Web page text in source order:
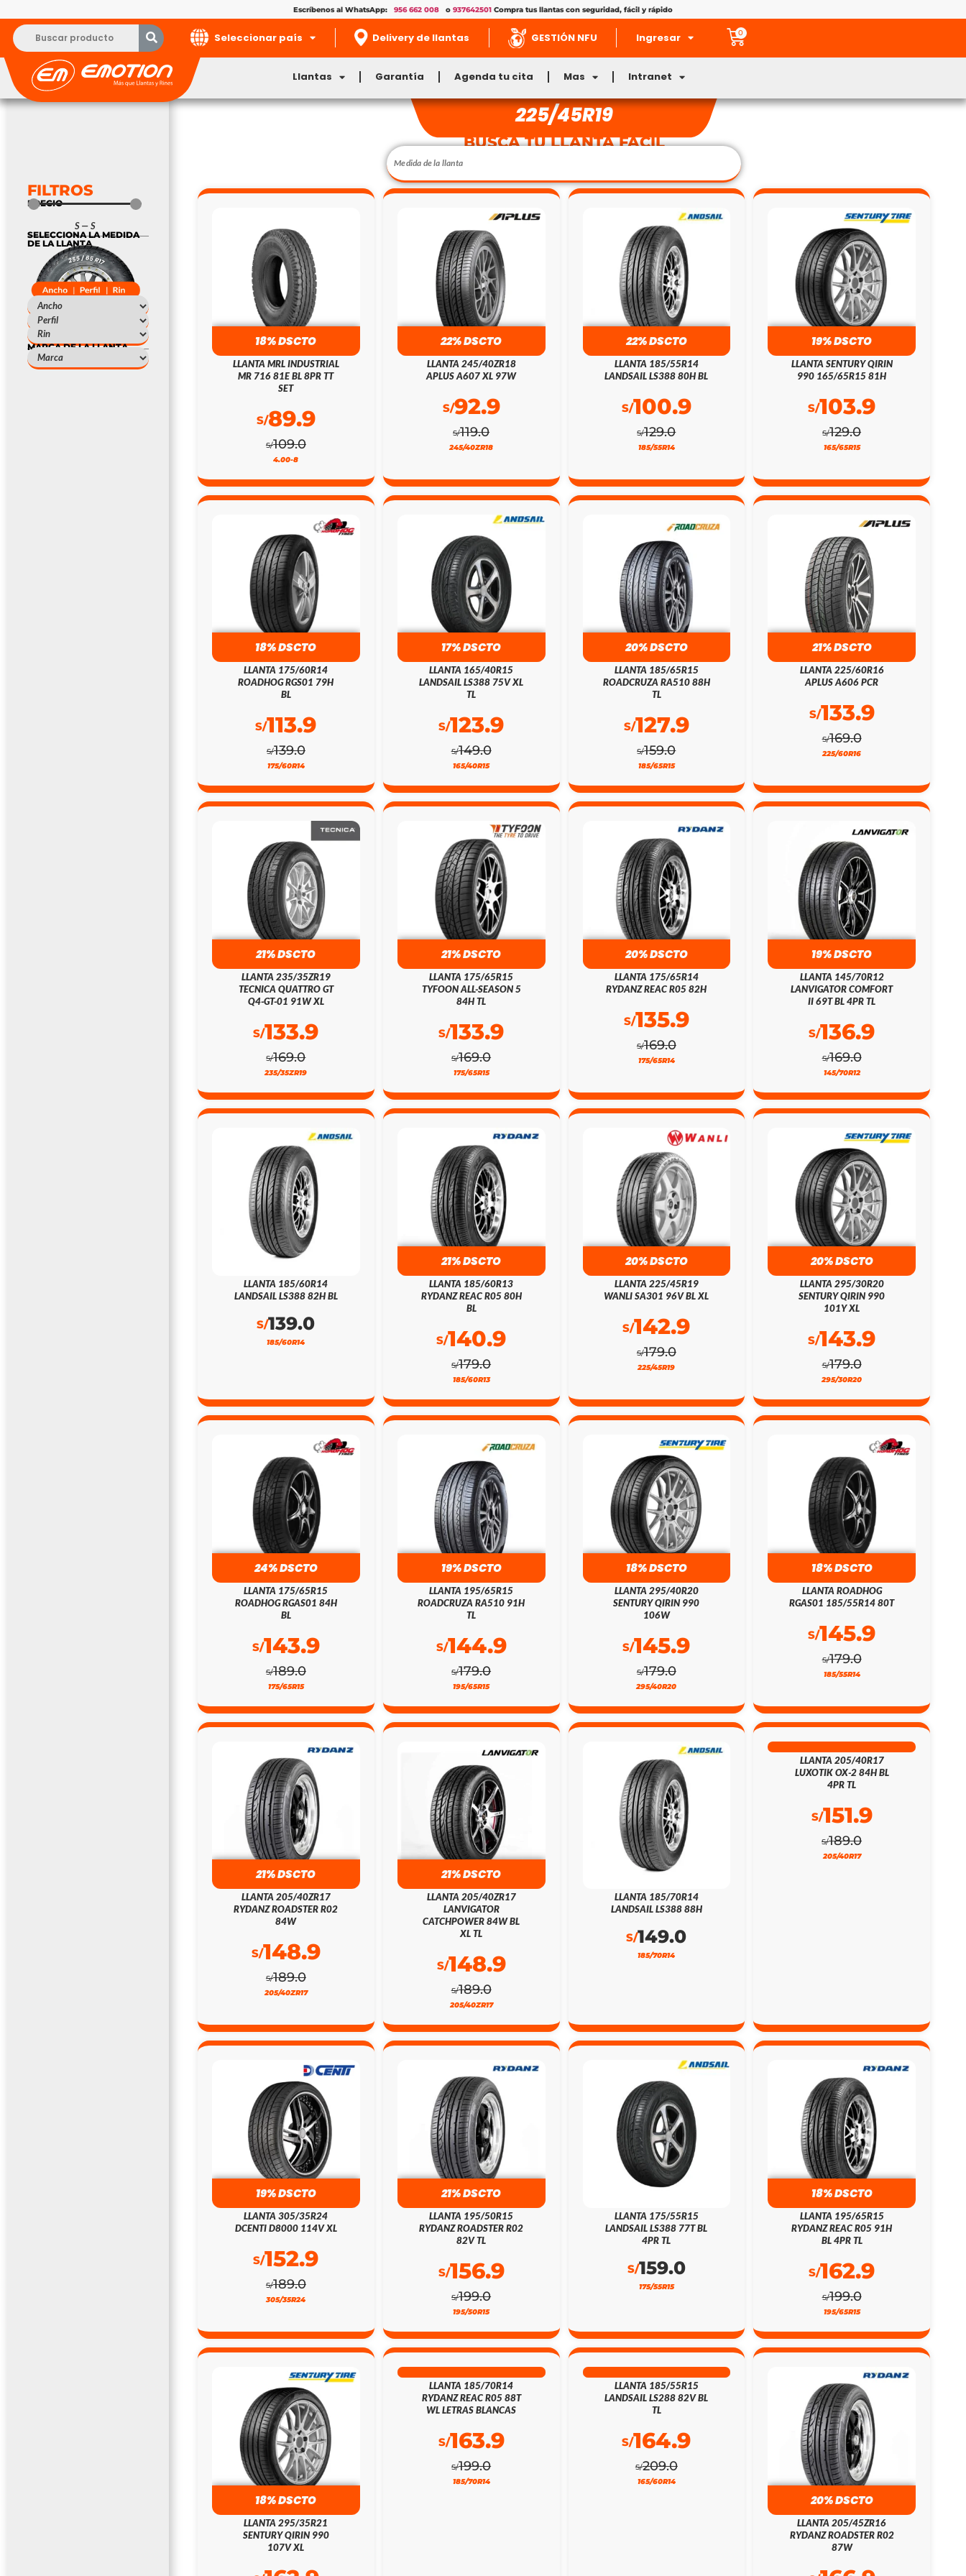
Escríbenos al WhatsApp: 956 662 008 o 937642501 Compra tus llantas con seguridad, fácil y rápido
Seleccionar país Delivery de llantas GESTIÓN NFU Ingresar 0
Llantas Garantía Agenda tu cita Mas Intranet
FILTROS
PRECIO
S —S
SELECCIONA LA MEDIDA
DE LA LLANTA
MARCA DE LA LLANTA
225/45R19
BUSCA TU LLANTA FÁCIL
18% DSCTO
LLANTA MRL INDUSTRIAL
MR 716 81E BL 8PR TT
SET
S/109.0
S/89.9
4.00-8
22% DSCTO
LLANTA 245/40ZR18
APLUS A607 XL 97W
S/119.0
S/92.9
245/40ZR18
22% DSCTO
LLANTA 185/55R14
LANDSAIL LS388 80H BL
S/129.0
S/100.9
185/55R14
19% DSCTO
LLANTA SENTURY QIRIN
990 165/65R15 81H
S/129.0
S/103.9
165/65R15
18% DSCTO
LLANTA 175/60R14
ROADHOG RGS01 79H
BL
S/139.0
S/113.9
175/60R14
17% DSCTO
LLANTA 165/40R15
LANDSAIL LS388 75V XL
TL
S/149.0
S/123.9
165/40R15
20% DSCTO
LLANTA 185/65R15
ROADCRUZA RA510 88H
TL
S/159.0
S/127.9
185/65R15
21% DSCTO
LLANTA 225/60R16
APLUS A606 PCR
S/169.0
S/133.9
225/60R16
21% DSCTO
LLANTA 235/35ZR19
TECNICA QUATTRO GT
Q4-GT-01 91W XL
S/169.0
S/133.9
235/35ZR19
21% DSCTO
LLANTA 175/65R15
TYFOON ALL-SEASON 5
84H TL
S/169.0
S/133.9
175/65R15
20% DSCTO
LLANTA 175/65R14
RYDANZ REAC R05 82H
S/169.0
S/135.9
175/65R14
19% DSCTO
LLANTA 145/70R12
LANVIGATOR COMFORT
II 69T BL 4PR TL
S/169.0
S/136.9
145/70R12
LLANTA 185/60R14
LANDSAIL LS388 82H BL
S/139.0
185/60R14
21% DSCTO
LLANTA 185/60R13
RYDANZ REAC R05 80H
BL
S/179.0
S/140.9
185/60R13
20% DSCTO
LLANTA 225/45R19
WANLI SA301 96V BL XL
S/179.0
S/142.9
225/45R19
20% DSCTO
LLANTA 295/30R20
SENTURY QIRIN 990
101Y XL
S/179.0
S/143.9
295/30R20
24% DSCTO
LLANTA 175/65R15
ROADHOG RGAS01 84H
BL
S/189.0
S/143.9
175/65R15
19% DSCTO
LLANTA 195/65R15
ROADCRUZA RA510 91H
TL
S/179.0
S/144.9
195/65R15
18% DSCTO
LLANTA 295/40R20
SENTURY QIRIN 990
106W
S/179.0
S/145.9
295/40R20
18% DSCTO
LLANTA ROADHOG
RGAS01 185/55R14 80T
S/179.0
S/145.9
185/55R14
21% DSCTO
LLANTA 205/40ZR17
RYDANZ ROADSTER R02
84W
S/189.0
S/148.9
205/40ZR17
21% DSCTO
LLANTA 205/40ZR17
LANVIGATOR
CATCHPOWER 84W BL
XL TL
S/189.0
S/148.9
205/40ZR17
LLANTA 185/70R14
LANDSAIL LS388 88H
S/149.0
185/70R14
LLANTA 205/40R17
LUXOTIK OX-2 84H BL
4PR TL
S/189.0
S/151.9
205/40R17
19% DSCTO
LLANTA 305/35R24
DCENTI D8000 114V XL
S/189.0
S/152.9
305/35R24
21% DSCTO
LLANTA 195/50R15
RYDANZ ROADSTER R02
82V TL
S/199.0
S/156.9
195/50R15
LLANTA 175/55R15
LANDSAIL LS388 77T BL
4PR TL
S/159.0
175/55R15
18% DSCTO
LLANTA 195/65R15
RYDANZ REAC R05 91H
BL 4PR TL
S/199.0
S/162.9
195/65R15
18% DSCTO
LLANTA 295/35R21
SENTURY QIRIN 990
107V XL
LLANTA 185/70R14
RYDANZ REAC R05 88T
WL LETRAS BLANCAS
S/199.0
S/163.9
185/70R14
LLANTA 185/55R15
LANDSAIL LS288 82V BL
TL
S/209.0
S/164.9
165/60R14
20% DSCTO
LLANTA 205/45ZR16
RYDANZ ROADSTER R02
87W